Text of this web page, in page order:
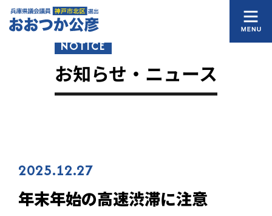
NOTICE
お知らせ・ニュース
2025.12.27
年末年始の高速渋滞に注意